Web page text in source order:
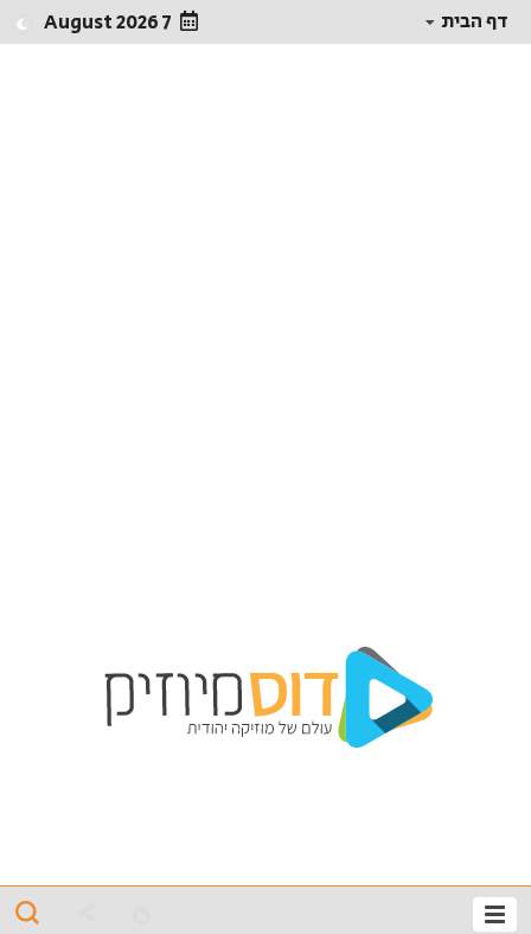
דף הבית 7 August 2026